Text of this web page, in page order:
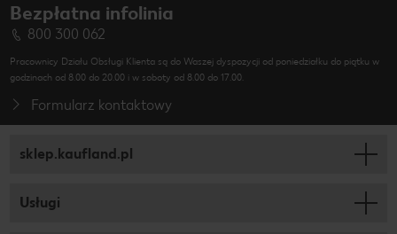
Bezpłatna infolinia
800 300 062
Pracownicy Działu Obsługi Klienta są do Waszej dyspozycji od poniedziałku do piątku w
godzinach od 8.00 do 20.00 i w soboty od 8.00 do 17.00.
Formularz kontaktowy
sklep.kaufland.pl
Usługi